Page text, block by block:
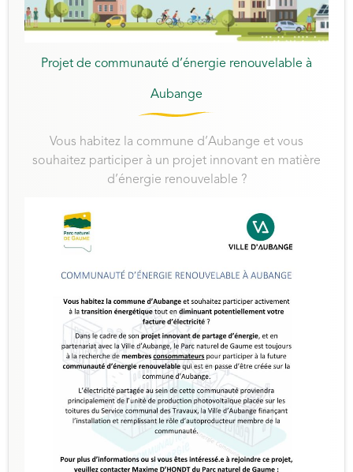
Projet de communauté d’énergie renouvelable à
Aubange
Vous habitez la commune d’Aubange et vous
souhaitez participer à un projet innovant en matière
d’énergie renouvelable ?